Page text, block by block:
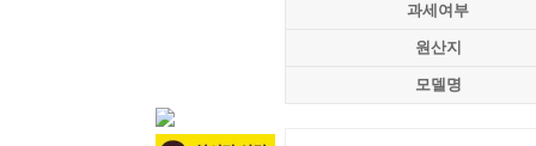
과세여부
원산지
모델명